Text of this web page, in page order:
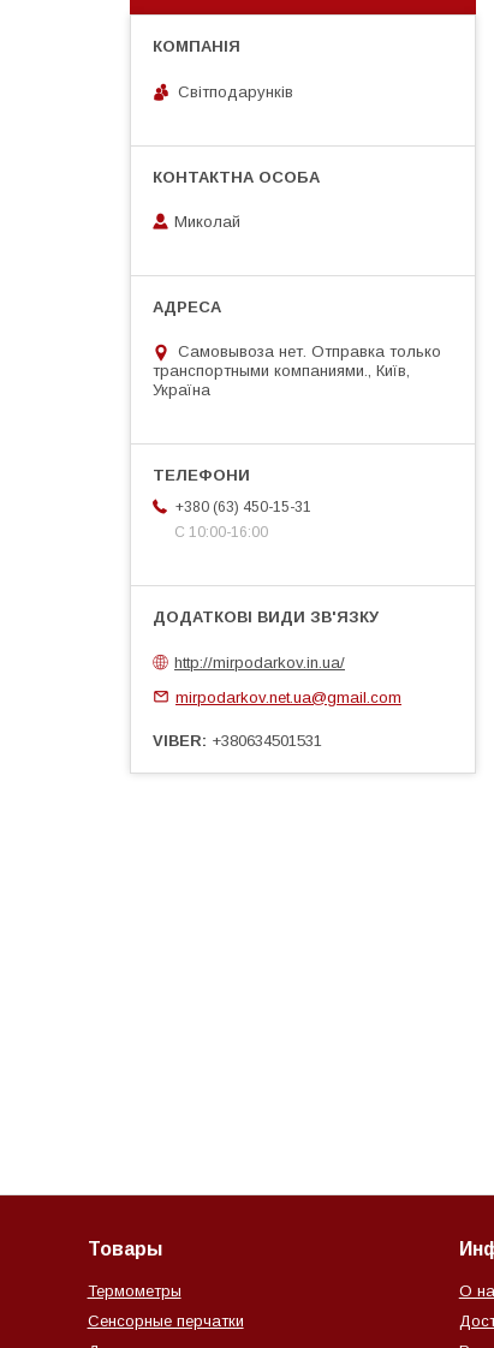
Світподарунків
Миколай
Самовывоза нет. Отправка только
транспортными компаниями., Київ,
Україна
+380 (63) 450-15-31
С 10:00-16:00
http://mirpodarkov.in.ua/
mirpodarkov.net.ua@gmail.com
VIBER +380634501531
Товары
Термометры
Сенсорные перчатки
О